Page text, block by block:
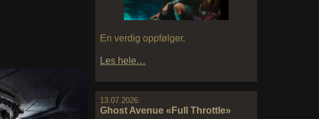
En verdig oppfølger.
Les hele…
13.07.2026:
Ghost Avenue «Full Throttle»